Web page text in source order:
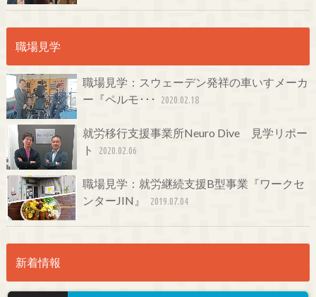
職場見学
職場見学：スウェーデン発祥の車いすメーカ
ー『ペルモ･･･
2020.02.18
就労移行支援事業所Neuro Dive 見学リポー
ト
2020.02.06
職場見学：就労継続支援B型事業『ワークセ
ンターJIN』
2019.07.04
新着情報